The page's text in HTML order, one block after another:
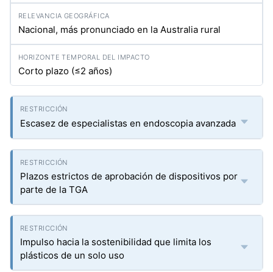
Nacional, más pronunciado en la Australia rural
Corto plazo (≤2 años)
Escasez de especialistas en endoscopia avanzada
Plazos estrictos de aprobación de dispositivos por
parte de la TGA
Impulso hacia la sostenibilidad que limita los
plásticos de un solo uso